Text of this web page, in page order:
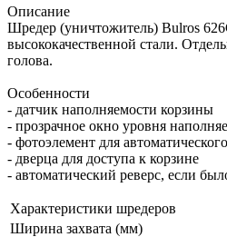
Описание
Шредер (уничтожитель) Bulros
высококачественной стали.
голова.
Особенности
- датчик наполняемости корзины
- прозрачное окно уровня
- фотоэлемент для
- дверца для доступа к корзине
- автоматический реверс, если
Характеристики шредеров
Ширина захвата (мм)